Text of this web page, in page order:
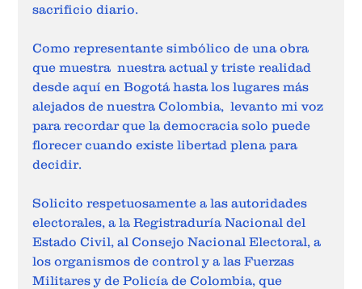
sacrificio diario.
Como representante simbólico de una obra
que muestra  nuestra actual y triste realidad
desde aquí en Bogotá hasta los lugares más
alejados de nuestra Colombia,  levanto mi voz
para recordar que la democracia solo puede
florecer cuando existe libertad plena para
decidir.
Solicito respetuosamente a las autoridades
electorales, a la Registraduría Nacional del
Estado Civil, al Consejo Nacional Electoral, a
los organismos de control y a las Fuerzas
Militares y de Policía de Colombia, que